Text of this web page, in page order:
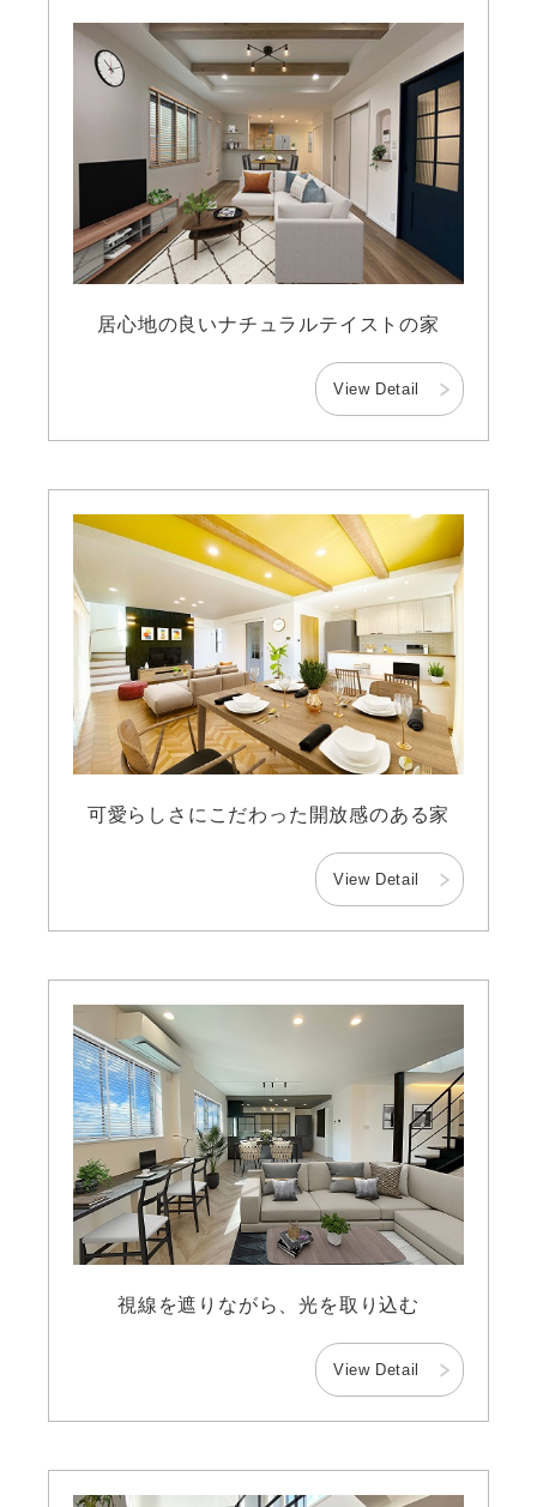
居心地の良いナチュラルテイストの家
View Detail
可愛らしさにこだわった開放感のある家
View Detail
視線を遮りながら、光を取り込む
View Detail